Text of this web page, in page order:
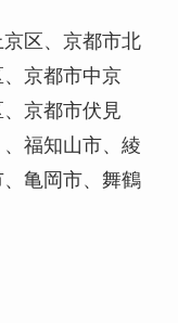
区、京都市北
京都市中京
京都市伏見
福知山市、綾
亀岡市、舞鶴